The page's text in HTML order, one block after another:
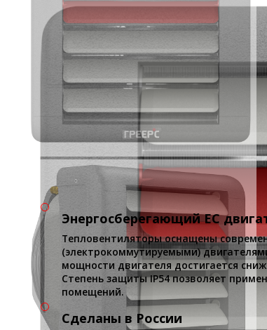
Преимущества:
Энергосберегающий ЕС
Тепловентиляторы оснащены
(электрокоммутируемыми)
мощности двигателя достигается
Степень защиты IP54 позволяет
помещений.
Сделаны в России